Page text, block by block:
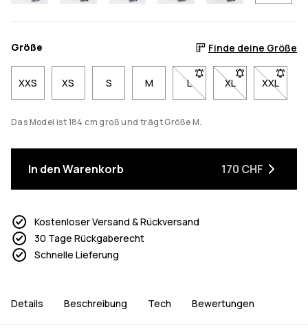
Größe Finde deine Größe
XXS XS S M L- Größe L nicht
XL- Größe XL nicht
XXL- Größe
Das Model ist 184 cm groß und trägt Größe M.
In den Warenkorb 170 CHF
Kostenloser Versand & Rückversand
30 Tage Rückgaberecht
Schnelle Lieferung
Details Beschreibung Tech Bewertungen